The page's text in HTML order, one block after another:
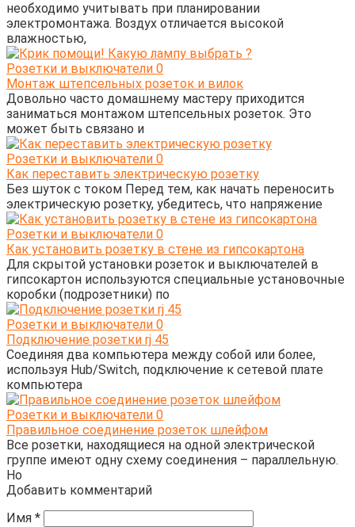
необходимо учитывать при планировании
электромонтажа. Воздух отличается высокой
влажностью,
Розетки и выключатели 0
Монтаж штепсельных розеток и вилок
Довольно часто домашнему мастеру приходится
заниматься монтажом штепсельных розеток. Это
может быть связано и
Розетки и выключатели 0
Как переставить электрическую розетку
Без шуток с током Перед тем, как начать переносить
электрическую розетку, убедитесь, что напряжение
Розетки и выключатели 0
Как установить розетку в стене из гипсокартона
Для скрытой установки розеток и выключателей в
гипсокартон используются специальные установочные
коробки (подрозетники) по
Розетки и выключатели 0
Подключение розетки rj 45
Соединяя два компьютера между собой или более,
используя Hub/Switch, подключение к сетевой плате
компьютера
Розетки и выключатели 0
Правильное соединение розеток шлейфом
Все розетки, находящиеся на одной электрической
группе имеют одну схему соединения – параллельную.
Но
Добавить комментарий
Имя *